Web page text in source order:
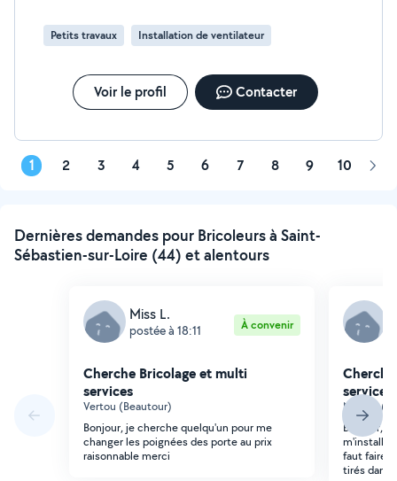
Petits travaux Installation de ventilateur
Voir le profil Contacter
1 2 3 4 5 6 7 8 9 10
Dernières demandes pour Bricoleurs à Saint-
Sébastien-sur-Loire (44) et alentours
Miss L.
postée à 18:11 À convenir
Cherche Bricolage et multi
services
Vertou (Beautour)
Bonjour, je cherche quelqu'un pour me
changer les poignées des porte au prix
raisonnable merci
services
Nantes
Bonjour,
m'installer
faut faire
tirés dans